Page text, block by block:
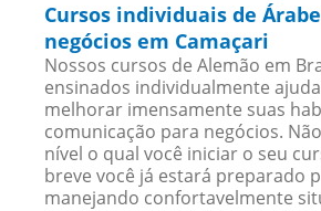
Cursos individuais de
negócios em Camaçari
Nossos cursos de Alemão em
ensinados individualmente
melhorar imensamente suas
comunicação para negócios.
nível o qual você iniciar o seu
breve você já estará preparado
manejando confortavelmente